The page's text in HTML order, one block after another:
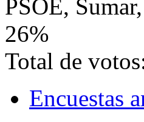
PSOE,
26%
Total de
Encuestas